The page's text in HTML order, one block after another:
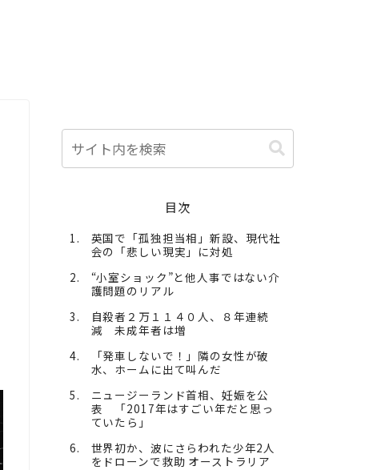
目次
英国で「孤独担当相」新設、現代社
会の「悲しい現実」に対処
“小室ショック”と他人事ではない介
護問題のリアル
自殺者２万１１４０人、８年連続
減 未成年者は増
「発車しないで！」隣の女性が破
水、ホームに出て叫んだ
ニュージーランド首相、妊娠を公
表 「2017年はすごい年だと思っ
ていたら」
世界初か、波にさらわれた少年2人
をドローンで救助 オーストラリア